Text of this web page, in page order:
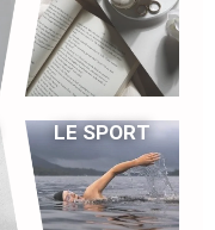
LE SPORT